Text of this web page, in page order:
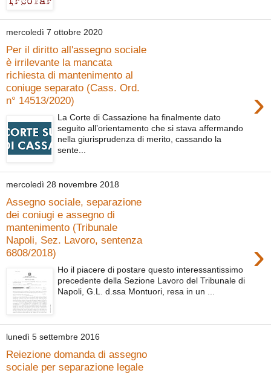
mercoledì 7 ottobre 2020
Per il diritto all'assegno sociale
è irrilevante la mancata
richiesta di mantenimento al
coniuge separato (Cass. Ord.
n° 14513/2020)
›
La Corte di Cassazione ha finalmente dato
seguito all’orientamento che si stava affermando
nella giurisprudenza di merito, cassando la
sente...
mercoledì 28 novembre 2018
Assegno sociale, separazione
dei coniugi e assegno di
mantenimento (Tribunale
Napoli, Sez. Lavoro, sentenza
6808/2018)
›
Ho il piacere di postare questo interessantissimo
precedente della Sezione Lavoro del Tribunale di
Napoli, G.L. d.ssa Montuori, resa in un ...
lunedì 5 settembre 2016
Reiezione domanda di assegno
sociale per separazione legale